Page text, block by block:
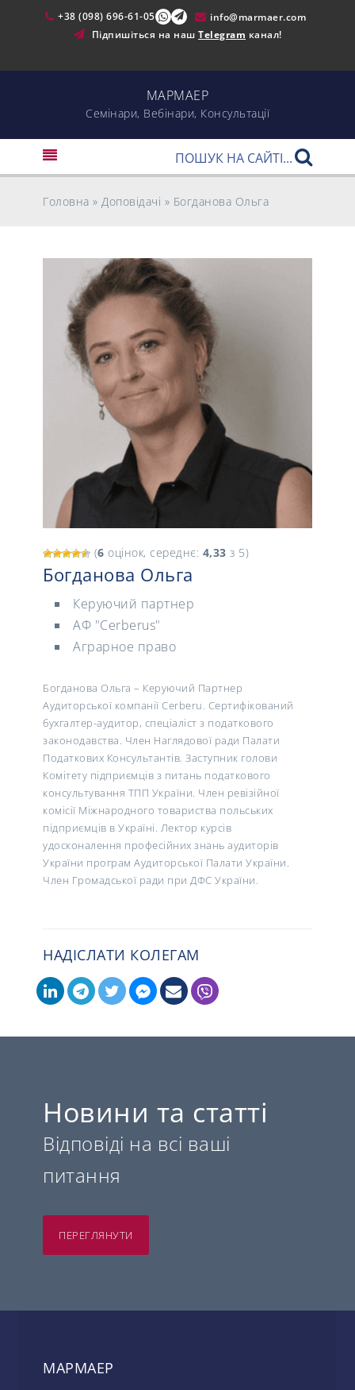
+38 (098) 696-61-05
info@marmaer.com
Підпишіться на наш Telegram канал!
МАРМАЕР
Cемінари, Вебінари, Консультації
Головна » Доповідачі » Богданова Ольга
(6 оцінок, середнє: 4,33 з 5)
Богданова Ольга
Керуючий партнер
АФ "Cerberus"
Аграрное право
Богданова Ольга – Керуючий Партнер
Аудиторської компанії Cerberu. Сертифікований
бухгалтер-аудитор, спеціаліст з податкового
законодавства. Член Наглядової ради Палати
Податкових Консультантів. Заступник голови
Комітету підприємців з питань податкового
консультування ТПП України. Член ревізійної
комісії Міжнародного товариства польських
підприємців в Україні. Лектор курсів
удосконалення професійних знань аудиторів
України програм Аудиторської Палати України.
Член Громадської ради при ДФС України.
НАДІСЛАТИ КОЛЕГАМ
Новини та статті
Відповіді на всі ваші
питання
ПЕРЕГЛЯНУТИ
МАРМАЕР